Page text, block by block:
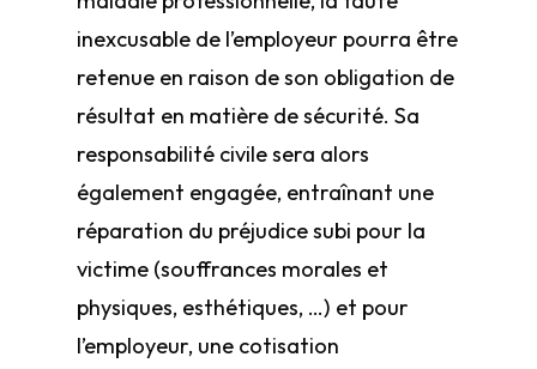
inexcusable de l’employeur pourra être
retenue en raison de son obligation de
résultat en matière de sécurité. Sa
responsabilité civile sera alors
également engagée, entraînant une
réparation du préjudice subi pour la
victime (souffrances morales et
physiques, esthétiques, …) et pour
l’employeur, une cotisation